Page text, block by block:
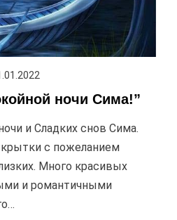
ночи Сима!”
и Сладких снов Сима.
с пожеланием
Много красивых
и романтичными